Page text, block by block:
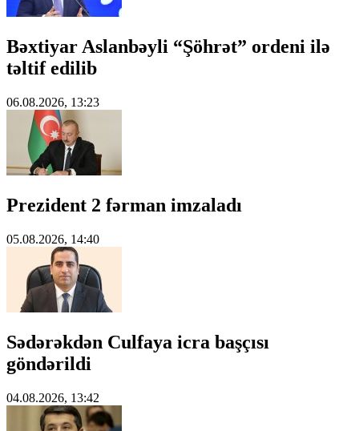
Bəxtiyar Aslanbəyli “Şöhrət” ordeni ilə
təltif edilib
06.08.2026, 13:23
Prezident 2 fərman imzaladı
05.08.2026, 14:40
Sədərəkdən Culfaya icra başçısı
göndərildi
04.08.2026, 13:42